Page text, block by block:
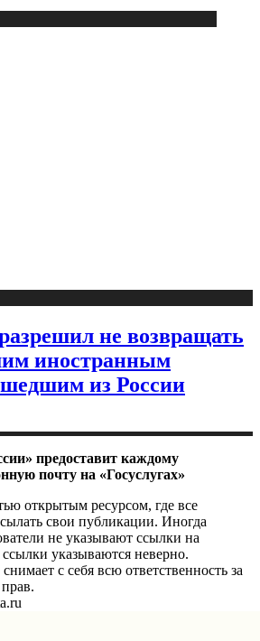
не возвращать
иностранным
из России
предоставит каждому
почту на «Госуслугах»
открытым ресурсом, где все
свои публикации. Иногда
не указывают ссылки на
указываются неверно.
с себя всю ответственность за